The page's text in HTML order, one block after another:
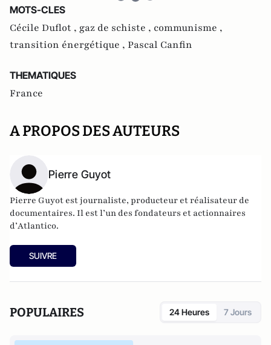
MOTS-CLES
Cécile Duflot , gaz de schiste , communisme ,
transition énergétique , Pascal Canfin
THEMATIQUES
France
A PROPOS DES AUTEURS
Pierre Guyot
Pierre Guyot est journaliste, producteur et réalisateur de
documentaires. Il est l’un des fondateurs et actionnaires
d’Atlantico.
SUIVRE
POPULAIRES 24 Heures 7 Jours